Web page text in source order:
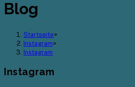
Blog
Startseite>
Instagram>
Instagram
Instagram